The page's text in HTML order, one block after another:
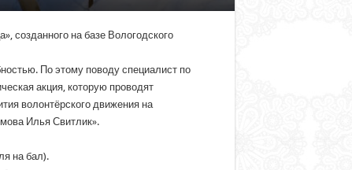
созданного на базе Вологодского
По этому поводу специалист по
акция, которую проводят
волонтёрского движения на
Илья Свитлик».
на бал).